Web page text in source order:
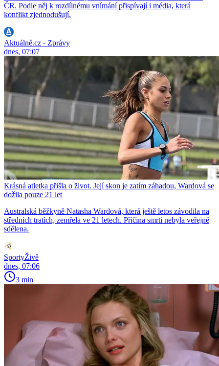
ČR. Podle něj k rozdílnému vnímání přispívají i média, která
konflikt zjednodušují.
Aktuálně.cz - Zprávy
dnes, 07:07
Krásná atletka přišla o život. Její skon je zatím záhadou, Wardová se
dožila pouze 21 let
Australská běžkyně Natasha Wardová, která ještě letos závodila na
středních tratích, zemřela ve 21 letech. Příčina smrti nebyla veřejně
sdělena.
SportyŽivě
dnes, 07:06
3 min